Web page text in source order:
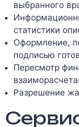
выбранного
статистики
Оформление,
подписью
Пересмотр
Разрешение